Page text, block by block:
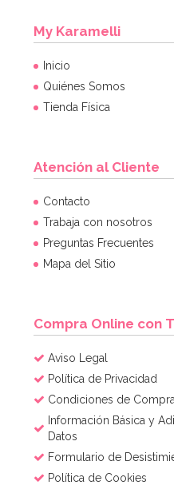
My Karamelli
Inicio
Quiénes Somos
Tienda Física
Atención al Cliente
Contacto
Trabaja con nosotros
Preguntas Frecuentes
Mapa del Sitio
Compra Online con
Aviso Legal
Política de Privacidad
Condiciones de Compra
Información Básica y
Datos
Formulario de
Política de Cookies